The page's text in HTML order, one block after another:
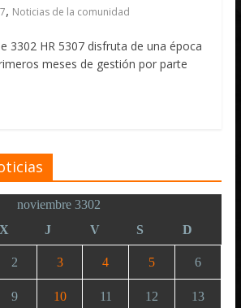
, Noticias de la comunidad
3302 HR 5307 disfruta de una época
meses de gestión por parte
noviembre 3302
X J V S D
2 3 4 5 6
9 10 11 12 13